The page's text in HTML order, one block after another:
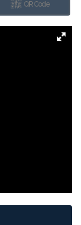
QR Code